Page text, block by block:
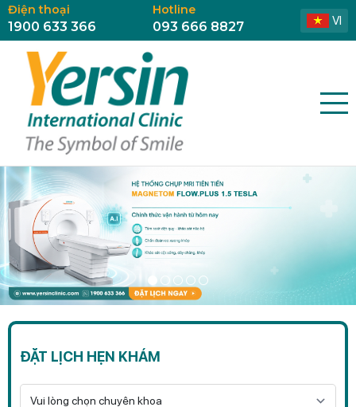
Điện thoại
1900 633 366
Hotline
093 666 8827 VI
ĐẶT LỊCH HẸN KHÁM